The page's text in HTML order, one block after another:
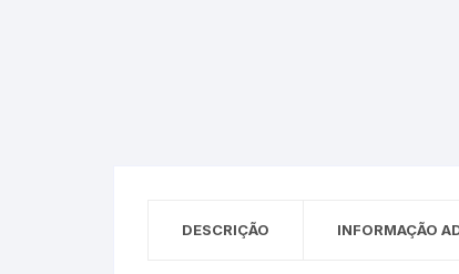
DESCRIÇÃO INFORMAÇÃO